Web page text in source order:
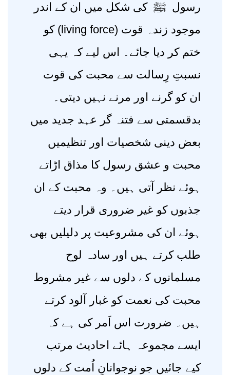
رسول ﷺ کی شکل میں ان کے اندر
موجود زندہ قوت (living force) کو
ختم کر دیا جائے۔ اس لیے کہ یہی
نسبتِ رِسالت سے محبت کی قوت
ان کو گرنے اور مرنے نہیں دیتی۔
بدقسمتی سے فتنہ گر عہد جدید میں
بعض دینی شخصیات اور تنظیمیں
محبت و عشق رسول کا مذاق اڑاتے
ہوئے نظر آتی ہیں۔ وہ محبت کے ان
جذبوں کو غیر ضروری قرار دیتے
ہوئے ان کی مشروعیت پر دلیلیں بھی
طلب کرتے ہیں اور سادہ لوح
مسلمانوں کے دلوں سے غیر مشروط
محبت کی نعمت کو غبار آلود کرتے
ہیں۔ ضرورت اس اَمر کی ہے کہ
ایسے مجموعہ ہائے احادیث مرتب
کیے جائیں جو نوجوانانِ اُمت کے دلوں